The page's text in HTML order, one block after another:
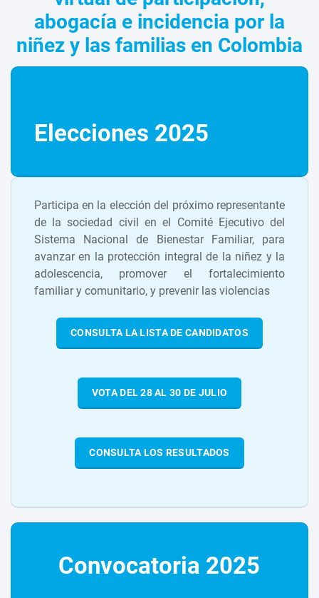
abogacía e incidencia por la
niñez y las familias en Colombia
Elecciones 2025
Participa en la elección del próximo representante
de la sociedad civil en el Comité Ejecutivo del
Sistema Nacional de Bienestar Familiar, para
avanzar en la protección integral de la niñez y la
adolescencia, promover el fortalecimiento
familiar y comunitario, y prevenir las violencias
CONSULTA LA LISTA DE CANDIDATOS
VOTA DEL 28 AL 30 DE JULIO
CONSULTA LOS RESULTADOS
Convocatoria 2025